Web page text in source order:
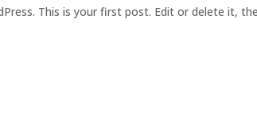
This is your first post. Edit or delete it,